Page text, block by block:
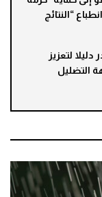
“النتائج
تصدر دليلا لتعزيز
التضليل